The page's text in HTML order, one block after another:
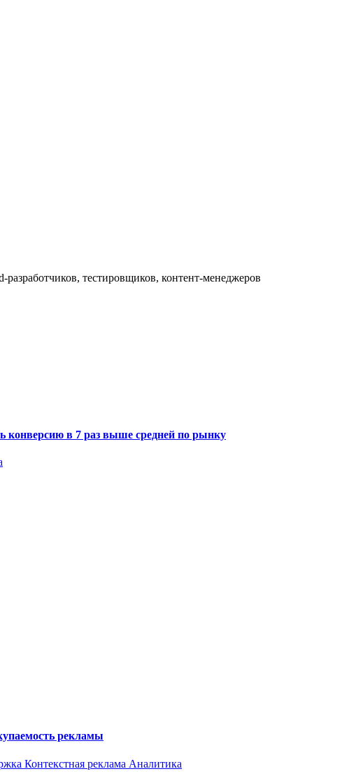
тестировщиков, контент-менеджеров
конверсию в 7 раз выше средней по рынку
рекламы
Контекстная реклама Аналитика